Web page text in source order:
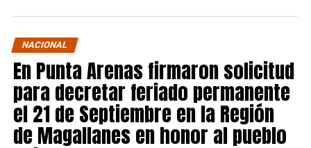
La condena y el cumplimiento en libertad
ElJuzgado de Garantía de Castrodictó sentencia en
noviembre de 2021, condenando a Pedro Montecinos a
tres años y un día de presidio menor en su grado
máximo, más las accesorias legales de inhabilitación
para cargos públicos y prohibición de acercarse a la
NACIONAL
En Punta Arenas firmaron solicitud
para decretar feriado permanente
el 21 de Septiembre en la Región
de Magallanes en honor al pueblo